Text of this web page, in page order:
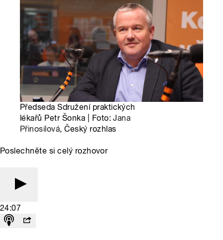
Předseda Sdružení praktických
lékařů Petr Šonka | Foto:Jana
Přinosilová, Český rozhlas
Poslechněte si celý rozhovor
24:07